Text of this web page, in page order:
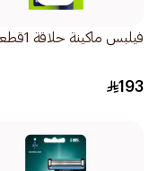
فيلبس ماكينة حلاقة 1قطعة
193